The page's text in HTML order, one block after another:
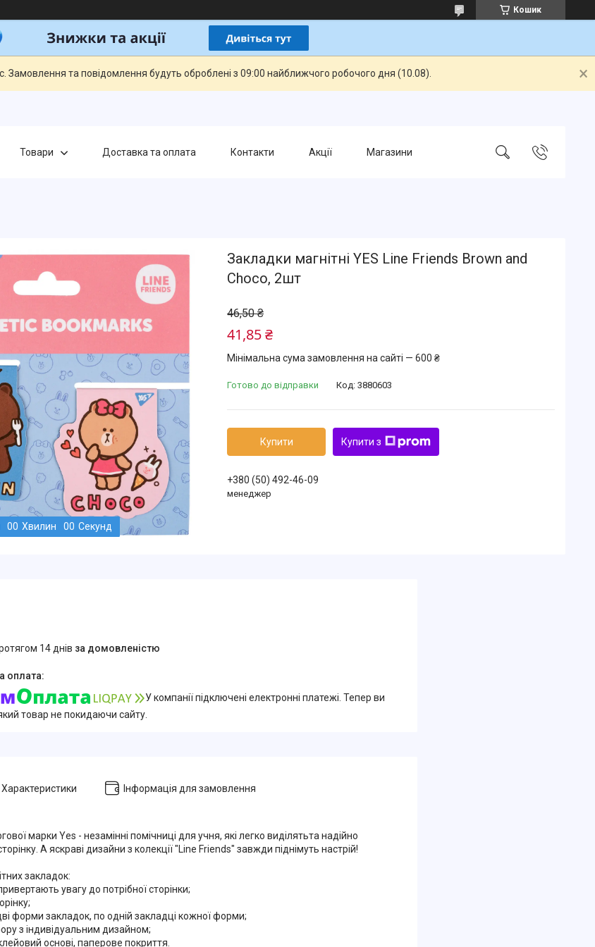
Кошик
Замовлення та повідомлення будуть оброблені з 09:00 найближчого робочого дня (10.08).
Товари Доставка та оплата Контакти Акції Магазини
00 Хвилин 00 Секунд
Закладки магнітні YES Line Friends Brown and
Choco, 2шт
46,50 ₴
41,85 ₴
Мінімальна сума замовлення на сайті — 600 ₴
Готово до відправки Код: 3880603
Купити Купити з
+380 (50) 492-46-09
менеджер
14 днів за домовленістю
У компанії підключені електронні платежі. Тепер ви
товар не покидаючи сайту.
Характеристики Інформація для замовлення
марки Yes - незамінні помічниці для учня, які легко виділятьта надійно
А яскраві дизайни з колекції "Line Friends" завжди піднімуть настрій!
закладок:
увагу до потрібної сторінки;
форми закладок, по одній закладці кожної форми;
з індивідуальним дизайном;
основі, паперове покриття.